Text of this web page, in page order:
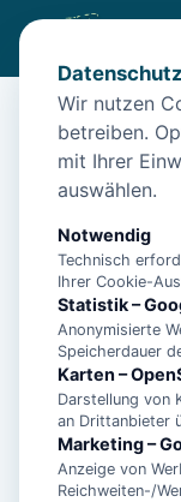
/Unterkünfte /
Modernes
Modernes
Hunde
26506 Norden
Wir nutzen
betreiben.
mit Ihrer
auswählen.
Notwendig
Technisch
Ihrer Cookie-
Statistik –
Anonymisierte
Speicherdauer
Karten –
Darstellung von
an Drittanbieter
Marketing –
Anzeige von
Reichweiten-/